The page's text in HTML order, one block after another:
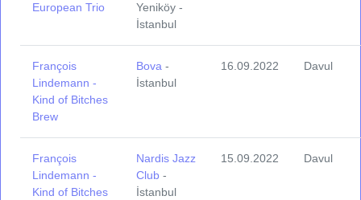
European Trio
Yeniköy -
İstanbul
François
Lindemann -
Kind of Bitches
Brew
Bova -
İstanbul
16.09.2022 Davul
François
Lindemann -
Kind of Bitches
Nardis Jazz
Club -
İstanbul
15.09.2022 Davul